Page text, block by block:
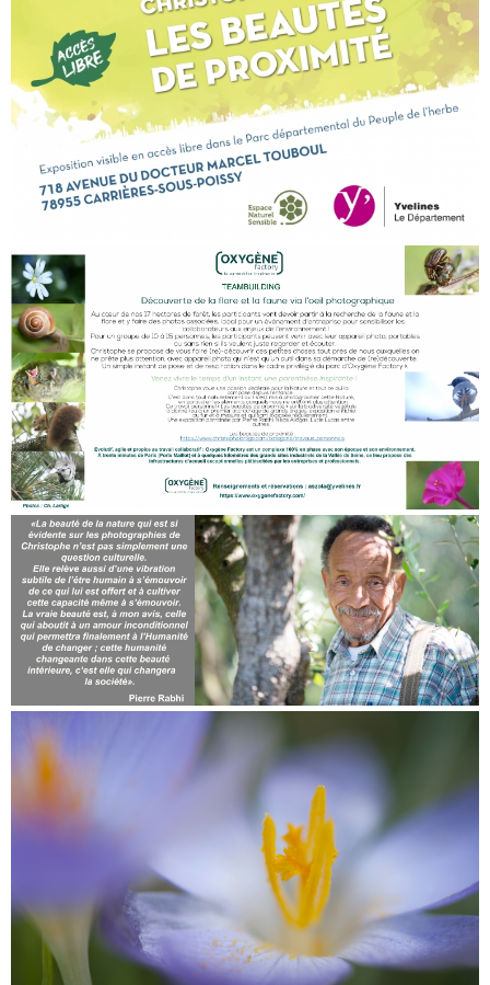
Exposition outdoor au Parc du Peuple de l'herbe
Team Building en collaboration avec Oxygène
Factory